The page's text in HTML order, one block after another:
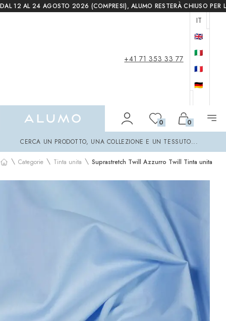
DAL 12 AL 24 AGOSTO 2026 (COMPRESI), ALUMO RESTERÀ CHIUSO PER
+41 71 353 33 77
IT
🇬🇧
🇮🇹
🇫🇷
🇩🇪
0 0
CERCA UN PRODOTTO, UNA COLLEZIONE E UN TESSUTO...
\ Categorie \ Tinta unita \ Suprastretch Twill Azzurro Twill Tinta unita